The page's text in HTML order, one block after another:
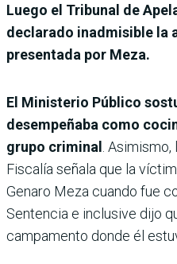
Luego el Tribunal de
declarado inadmisible la
presentada por Meza.
El Ministerio Público
desempeñaba como
grupo criminal .
Fiscalía señala que la
Genaro Meza cuando fue
Sentencia e inclusive dijo
campamento donde él